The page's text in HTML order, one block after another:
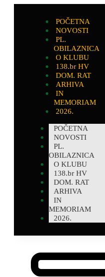
POČETNA
NOVOSTI
PL.
OBILAZNICA
O KLUBU
138.br HV
DOM. RAT
ARHIVA
IN
MEMORIAM
2026.
POČETNA
NOVOSTI
PL.
OBILAZNICA
O KLUBU
138.br HV
DOM. RAT
ARHIVA
IN
MEMORIAM
2026.